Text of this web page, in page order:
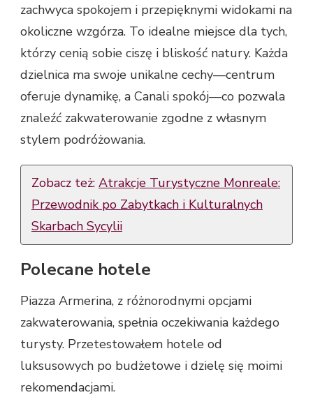
zachwyca spokojem i przepięknymi widokami na
okoliczne wzgórza. To idealne miejsce dla tych,
którzy cenią sobie ciszę i bliskość natury. Każda
dzielnica ma swoje unikalne cechy—centrum
oferuje dynamikę, a Canali spokój—co pozwala
znaleźć zakwaterowanie zgodne z własnym
stylem podróżowania.
Zobacz też: Atrakcje Turystyczne Monreale:
Przewodnik po Zabytkach i Kulturalnych
Skarbach Sycylii
Polecane hotele
Piazza Armerina, z różnorodnymi opcjami
zakwaterowania, spełnia oczekiwania każdego
turysty. Przetestowałem hotele od
luksusowych po budżetowe i dzielę się moimi
rekomendacjami.